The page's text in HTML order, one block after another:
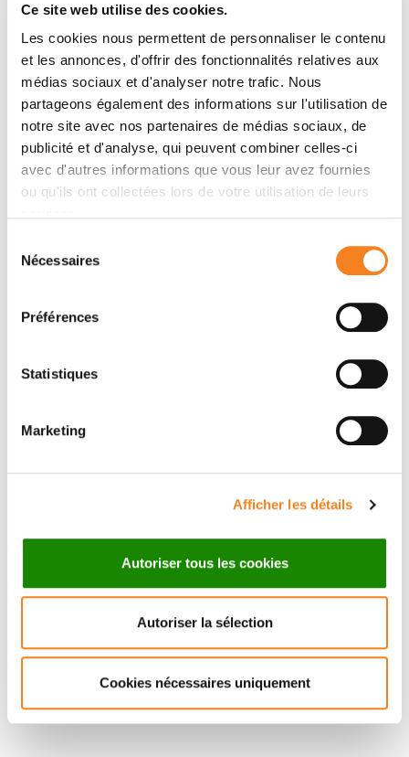
Ce site web utilise des cookies.
Les cookies nous permettent de personnaliser le contenu
et les annonces, d'offrir des fonctionnalités relatives aux
médias sociaux et d'analyser notre trafic. Nous
partageons également des informations sur l'utilisation de
notre site avec nos partenaires de médias sociaux, de
publicité et d'analyse, qui peuvent combiner celles-ci
avec d'autres informations que vous leur avez fournies
ou qu'ils ont collectées lors de votre utilisation de leurs
Nécessaires
Préférences
Statistiques
Marketing
Afficher les détails
Autoriser tous les cookies
Autoriser la sélection
Cookies nécessaires uniquement
S. Bevoor, Yatrik M. Shah, Costas A. Lyssiotis, Pradipta
Ghosh, Max S. Wicha, Raphaël Rodriguez, Gary D.
Luker
Membres
RODRIGUEZ